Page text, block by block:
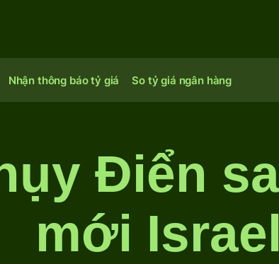
Nhận thông báo tỷ giá So tỷ giá ngân hàng
Điển
mới Israel